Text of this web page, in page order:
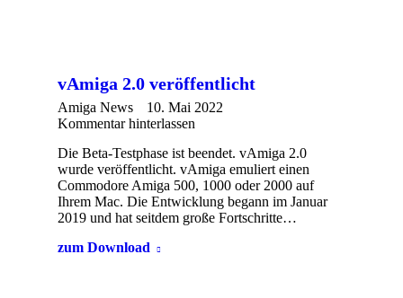
vAmiga 2.0 veröffentlicht
Amiga News
10. Mai 2022
Kommentar hinterlassen
Die Beta-Testphase ist beendet. vAmiga 2.0
wurde veröffentlicht. vAmiga emuliert einen
Commodore Amiga 500, 1000 oder 2000 auf
Ihrem Mac. Die Entwicklung begann im Januar
2019 und hat seitdem große Fortschritte…
zum Download